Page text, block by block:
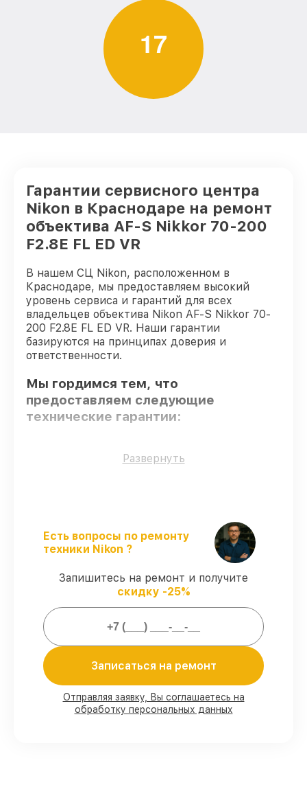
17
Гарантии сервисного центра
Nikon в Краснодаре на ремонт
объектива AF-S Nikkor 70-200
F2.8E FL ED VR
В нашем СЦ Nikon, расположенном в
Краснодаре, мы предоставляем высокий
уровень сервиса и гарантий для всех
владельцев объектива Nikon AF-S Nikkor 70-
200 F2.8E FL ED VR. Наши гарантии
базируются на принципах доверия и
ответственности.
Мы гордимся тем, что
предоставляем следующие
технические гарантии:
Только фирменные комплектующие
соблюдаем сроки сервиса объектива AF-
S Nikkor 70-200 F2.8E FL ED VR,
согласованные с клиентом.
– обслуживаем
объективов всегда со строгим
соблюдением гарантийных обязательств.
Мы гарантируем:
работ с возможностью
присутствовать
90%комплектующих для объективов
имеются в наличии или доступны для
Развернуть
Есть вопросы по ремонту
техники Nikon ?
Запишитесь на ремонт и получите
скидку -25%
Записаться на ремонт
Отправляя заявку, Вы соглашаетесь на
обработку персональных данных